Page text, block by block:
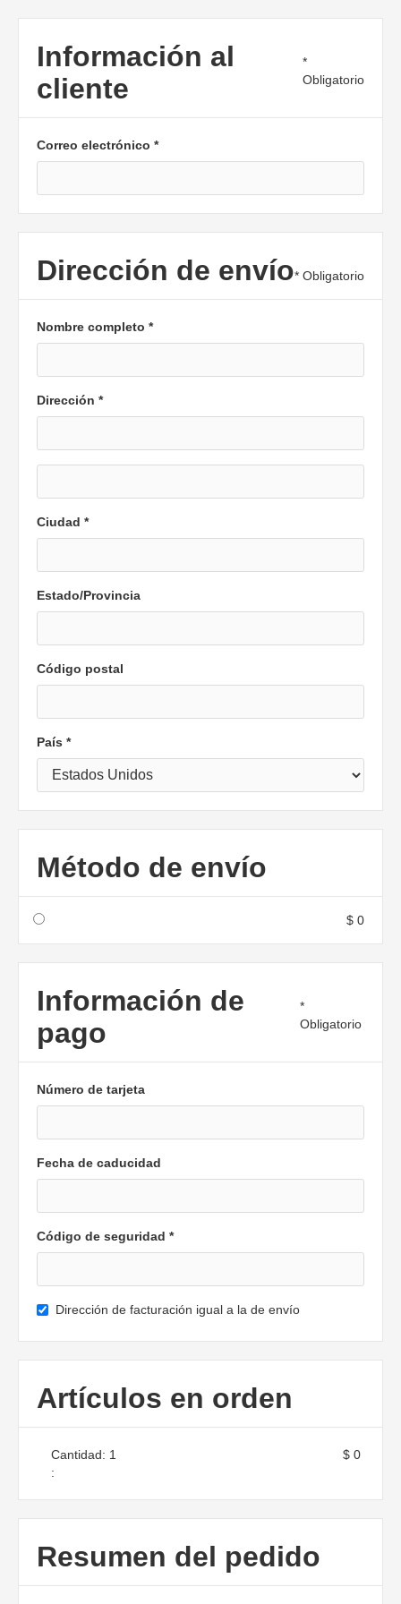
Información al
cliente
*
Obligatorio
Correo electrónico *
Dirección de envío* Obligatorio
Nombre completo *
Dirección *
Ciudad *
Estado/Provincia
Código postal
País *
Método de envío
$ 0
Información de
pago
*
Obligatorio
Número de tarjeta
Fecha de caducidad
Código de seguridad *
Dirección de facturación igual a la de envío
Artículos en orden
1
:
$ 0
Resumen del pedido